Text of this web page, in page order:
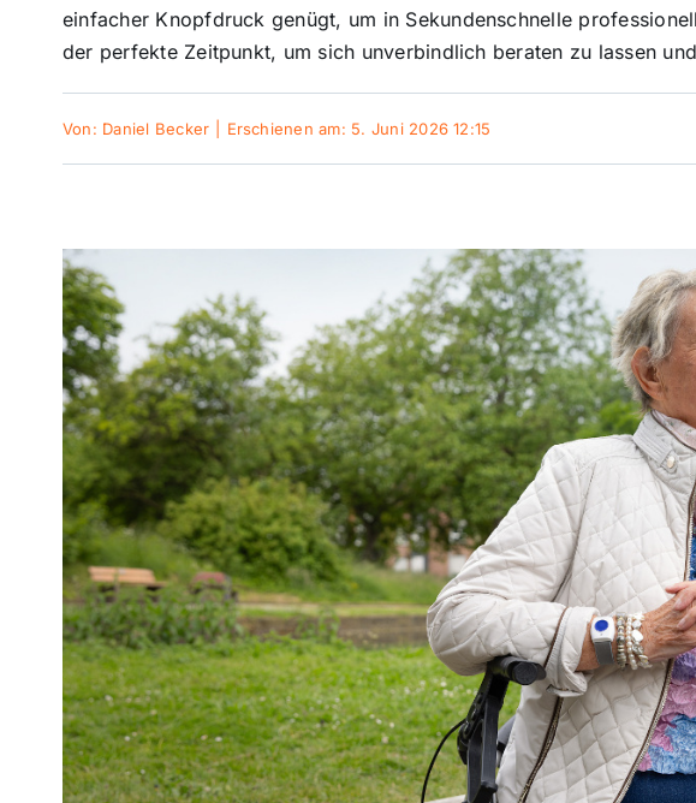
einfacher Knopfdruck genügt, um in Sekundenschnelle
der perfekte Zeitpunkt, um sich unverbindlich beraten zu lassen
Von: Daniel Becker Erschienen am: 5. Juni 2026 12:15